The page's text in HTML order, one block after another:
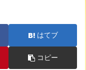
はてブ
コピー